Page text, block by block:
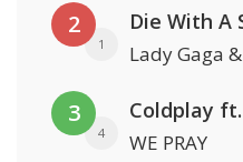
2
1
Die With A
Lady Gaga
3
4 WE PRAY